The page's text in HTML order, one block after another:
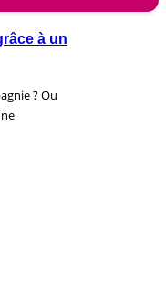
à un
? Ou